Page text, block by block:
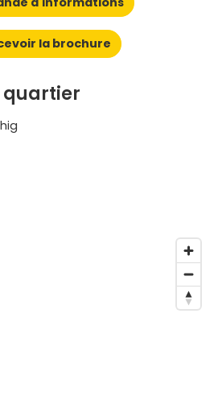
la brochure
quartier